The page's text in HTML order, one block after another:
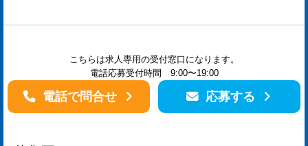
こちらは求人専用の受付窓口になります。
電話応募受付時間 9:00〜19:00
電話で問合せ 応募する